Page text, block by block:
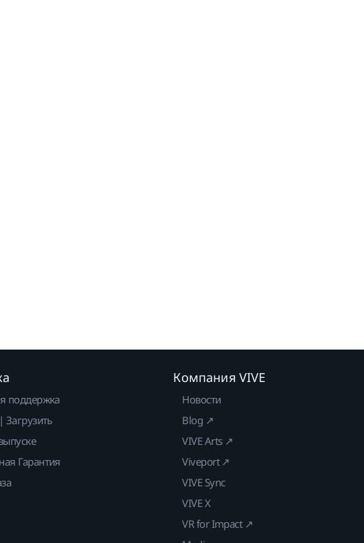
поддержка
Загрузить
Гарантия
Компания VIVE
Новости
Blog ↗
VIVE Arts ↗
Viveport ↗
VIVE Sync
VIVE X
VR for Impact ↗